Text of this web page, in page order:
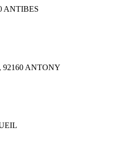
ANTIBES
92160 ANTONY